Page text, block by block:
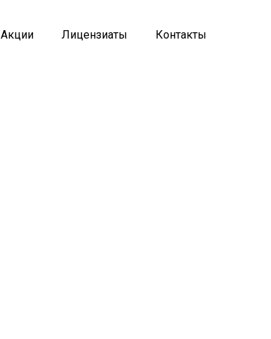
Акции Лицензиаты Контакты